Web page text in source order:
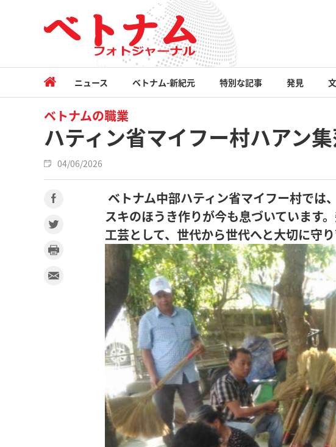
ニュース ベトナム-新紀元 特別な記事 発見
ベトナムの職業
ハティン省マイフー村ハアン
04/06/2026
ベトナム中部ハティン省マイフー村では
スキのほうき作りが今も息づいています
工芸として、世代から世代へと大切に守り